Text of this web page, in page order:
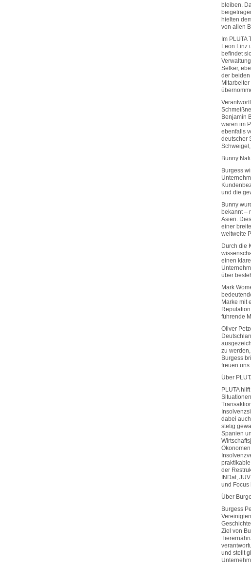
bleiben.
hielten
von allen
Im
Leon Linz
befindet
Selker,
der beiden
Benjamin
waren im
ebenfalls
deutscher
Bunny
Burgess
und die
Bunny
bekannt –
Asien.
einer
weltweite
Durch die
einen
über
Mark
Marke mit
führende
Oliver
zu
Burgess
freuen uns
Über
PLUTA
dabei
stetig
Spanien
der
INDat,
und Focus
Über
Burgess
Ziel von
und stellt